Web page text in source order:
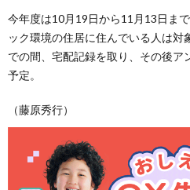
今年度は10月19日から11月13日ま
ック環境の住居に住んでいる人は対
での間、宅配記録を取り、その後ア
予定。
（藤原秀行）